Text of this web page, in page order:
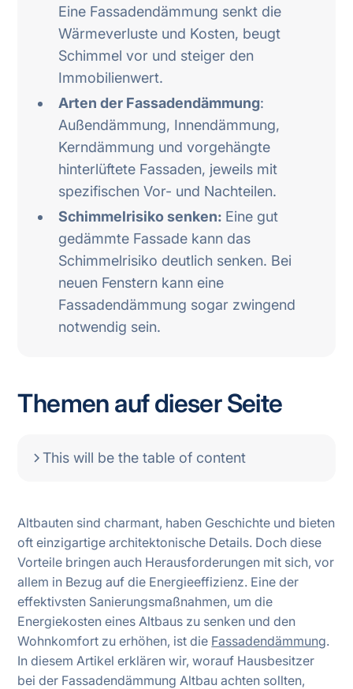
Eine Fassadendämmung senkt die
Wärmeverluste und Kosten, beugt
Schimmel vor und steiger den
Immobilienwert.
Arten der Fassadendämmung:
Außendämmung, Innendämmung,
Kerndämmung und vorgehängte
hinterlüftete Fassaden, jeweils mit
spezifischen Vor- und Nachteilen.
Schimmelrisiko senken: Eine gut
gedämmte Fassade kann das
Schimmelrisiko deutlich senken. Bei
neuen Fenstern kann eine
Fassadendämmung sogar zwingend
notwendig sein.
Themen auf dieser Seite
This will be the table of content
Altbauten sind charmant, haben Geschichte und bieten
oft einzigartige architektonische Details. Doch diese
Vorteile bringen auch Herausforderungen mit sich, vor
allem in Bezug auf die Energieeffizienz. Eine der
effektivsten Sanierungsmaßnahmen, um die
Energiekosten eines Altbaus zu senken und den
Wohnkomfort zu erhöhen, ist die Fassadendämmung.
In diesem Artikel erklären wir, worauf Hausbesitzer
bei der Fassadendämmung Altbau achten sollten,